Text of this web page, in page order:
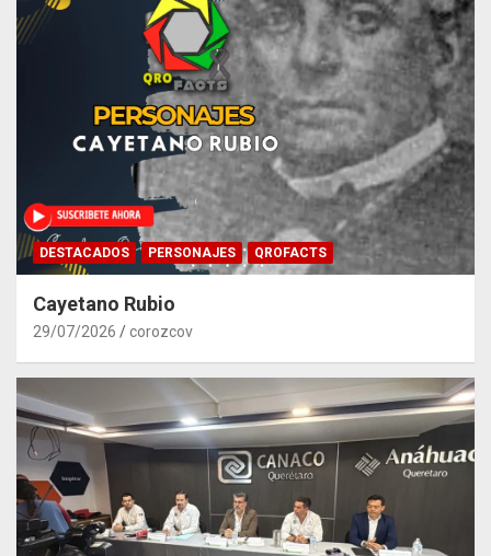
DESTACADOS PERSONAJES QROFACTS
Cayetano Rubio
29/07/2026 corozcov